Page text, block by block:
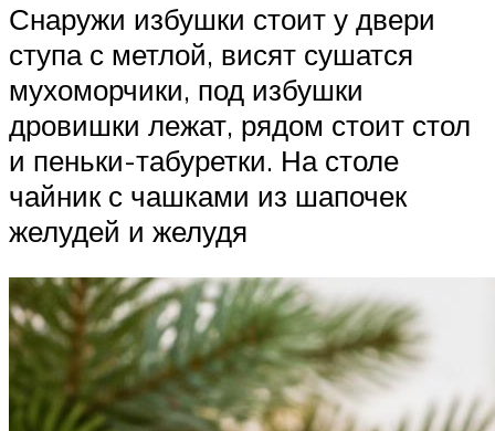
Снаружи избушки стоит у двери
ступа с метлой, висят сушатся
мухоморчики, под избушки
дровишки лежат, рядом стоит стол
и пеньки-табуретки. На столе
чайник с чашками из шапочек
желудей и желудя